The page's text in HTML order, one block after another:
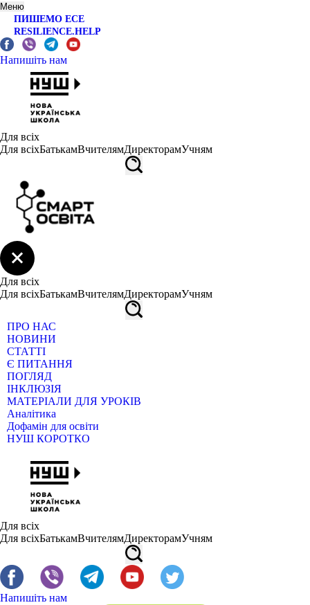
Меню
ПИШЕМО ЕСЕ
RESILIENCE.HELP
Напишіть нам
Для всіх
Для всіхБатькамВчителямДиректорамУчням
Для всіх
Для всіхБатькамВчителямДиректорамУчням
ПРО НАС
НОВИНИ
СТАТТІ
Є ПИТАННЯ
ПОГЛЯД
ІНКЛЮЗІЯ
МАТЕРІАЛИ ДЛЯ УРОКІВ
Аналітика
Дофамін для освіти
НУШ КОРОТКО
Для всіх
Для всіхБатькамВчителямДиректорамУчням
Напишіть нам